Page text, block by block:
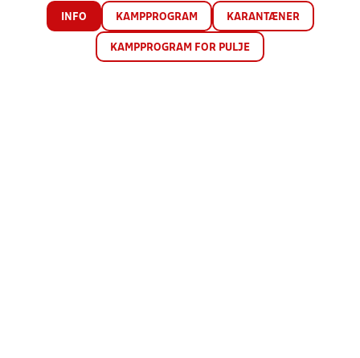
INFO KAMPPROGRAM KARANTÆNER
KAMPPROGRAM FOR PULJE